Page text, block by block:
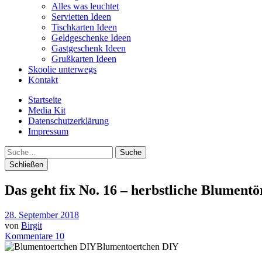
Alles was leuchtet
Servietten Ideen
Tischkarten Ideen
Geldgeschenke Ideen
Gastgeschenk Ideen
Grußkarten Ideen
Skoolie unterwegs
Kontakt
Startseite
Media Kit
Datenschutzerklärung
Impressum
Suche
Schließen
Das geht fix No. 16 – herbstliche
28. September 2018
von Birgit
Kommentare 10
Blumentoertchen DIY